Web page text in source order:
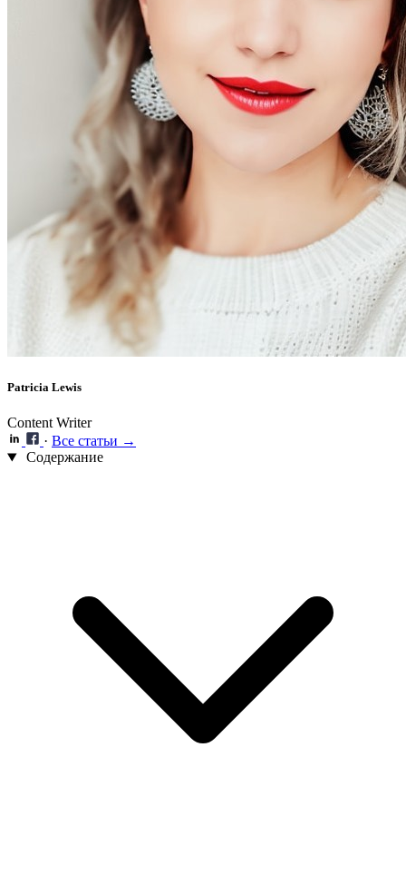
Patricia Lewis
Content Writer
· Все статьи →
Содержание